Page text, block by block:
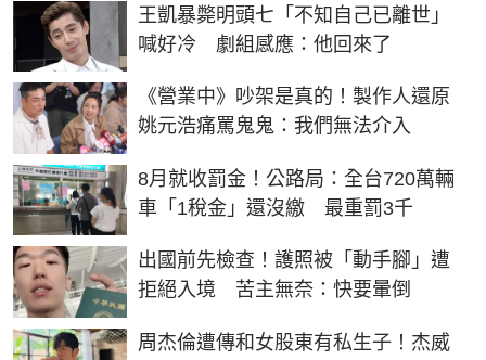
王凱暴斃明頭七「不知自己已離世」
喊好冷 劇組感應：他回來了
《營業中》吵架是真的！製作人還原
姚元浩痛罵鬼鬼：我們無法介入
8月就收罰金！公路局：全台720萬輛
車「1稅金」還沒繳 最重罰3千
出國前先檢查！護照被「動手腳」遭
拒絕入境 苦主無奈：快要暈倒
周杰倫遭傳和女股東有私生子！杰威